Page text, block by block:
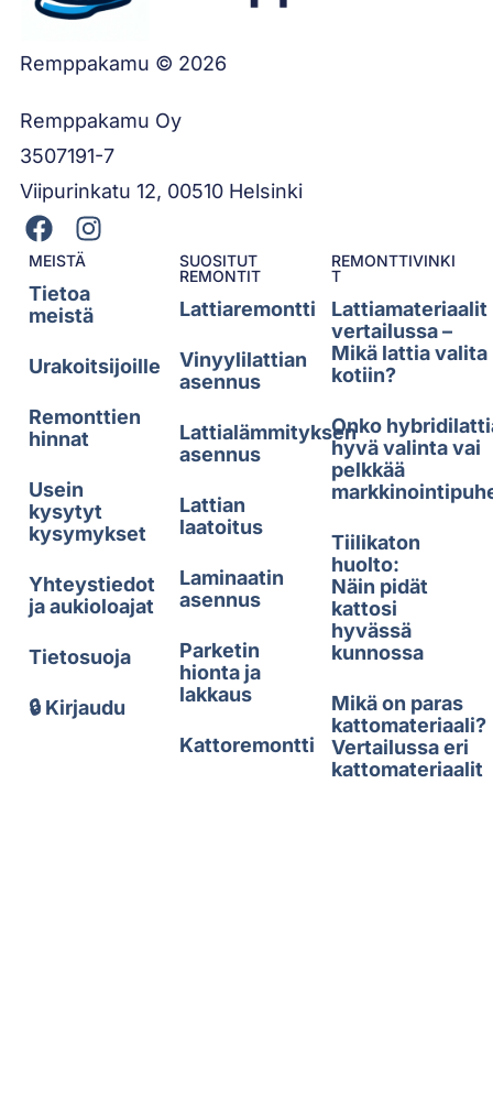
Remppakamu © 2026
Remppakamu Oy
3507191-7
Viipurinkatu 12, 00510 Helsinki
MEISTÄ
Tietoa
meistä
Urakoitsijoille
Remonttien
hinnat
Usein
kysytyt
kysymykset
Yhteystiedot
ja aukioloajat
Tietosuoja
🔒 Kirjaudu
SUOSITUT
REMONTIT
Lattiaremontti
Vinyylilattian
asennus
Lattialämmityksen
asennus
Lattian
laatoitus
Laminaatin
asennus
Parketin
hionta ja
lakkaus
Kattoremontti
REMONTTIVINKI
T
Lattiamateriaalit
vertailussa –
Mikä lattia valita
kotiin?
Onko
hyvä valinta vai
pelkkää
Tiilikaton
huolto:
Näin pidät
kattosi
hyvässä
kunnossa
Mikä on paras
kattomateriaali?
Vertailussa eri
kattomateriaalit